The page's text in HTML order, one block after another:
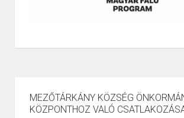
MEZŐTÁRKÁNY KÖZSÉG
KÖZPONTHOZ VALÓ